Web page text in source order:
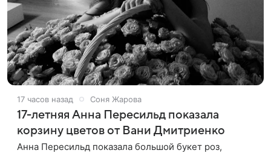
17 часов назад Соня Жарова
17-летняя Анна Пересильд показала
корзину цветов от Вани Дмитриенко
Анна Пересильд показала большой букет роз,